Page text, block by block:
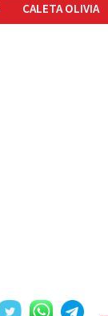
CALETA OLIVIA